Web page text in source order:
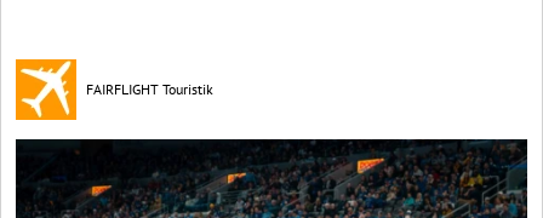
FAIRFLIGHT Touristik